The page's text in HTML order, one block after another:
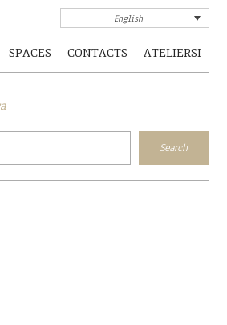
English
SPACES CONTACTS ATELIERSI